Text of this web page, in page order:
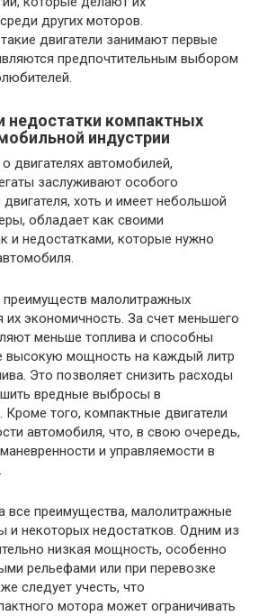
других моторов.
двигатели занимают первые
предпочтительным выбором
недостатки компактных
индустрии
двигателях автомобилей,
заслуживают особого
хоть и имеет небольшой
обладает как своими
и недостатками, которые нужно
малолитражных
их экономичность. За счет меньшего
меньше топлива и способны
высокую мощность на каждый литр
Это позволяет снизить расходы
вредные выбросы в
того, компактные двигатели
автомобиля, что, в свою очередь,
и управляемости в
все преимущества, малолитражные
и некоторых недостатков. Одним из
низкая мощность, особенно
рельефами или при перевозке
следует учесть, что
мотора может ограничивать